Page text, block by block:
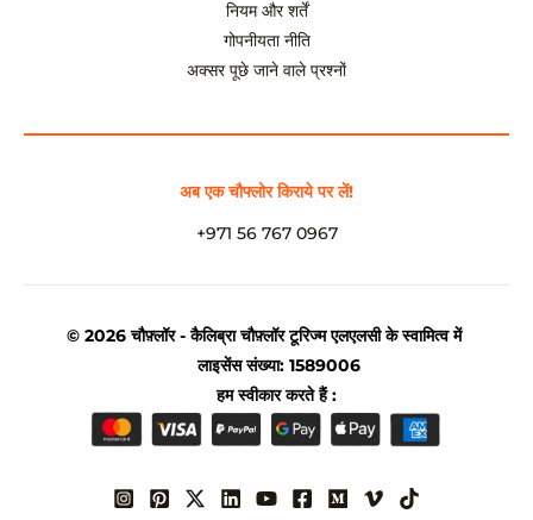
नियम और शर्तें
गोपनीयता नीति
अक्सर पूछे जाने वाले प्रश्नों
अब एक चौफ्लोर किराये पर लें!
+971 56 767 0967
© 2026 चौफ़्लॉर - कैलिब्रा चौफ़्लॉर टूरिज्म एलएलसी के स्वामित्व में
लाइसेंस संख्या: 1589006
हम स्वीकार करते हैं :